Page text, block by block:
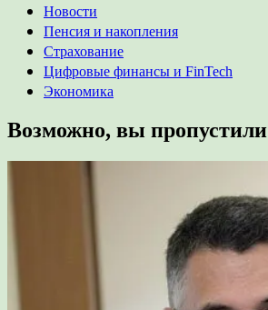
Новости
Пенсия и накопления
Страхование
Цифровые финансы и FinTech
Экономика
Возможно, вы пропустили